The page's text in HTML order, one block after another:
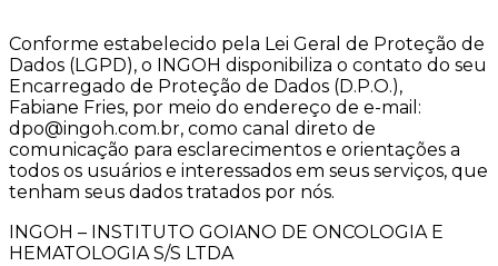
Conforme estabelecido pela Lei Geral de Proteção de
Dados (LGPD), o INGOH disponibiliza o contato do seu
Encarregado de Proteção de Dados (D.P.O.),
Fabiane Fries, por meio do endereço de e-mail:
dpo@ingoh.com.br, como canal direto de
comunicação para esclarecimentos e orientações a
todos os usuários e interessados em seus serviços, que
tenham seus dados tratados por nós.
INGOH – INSTITUTO GOIANO DE ONCOLOGIA E
HEMATOLOGIA S/S LTDA